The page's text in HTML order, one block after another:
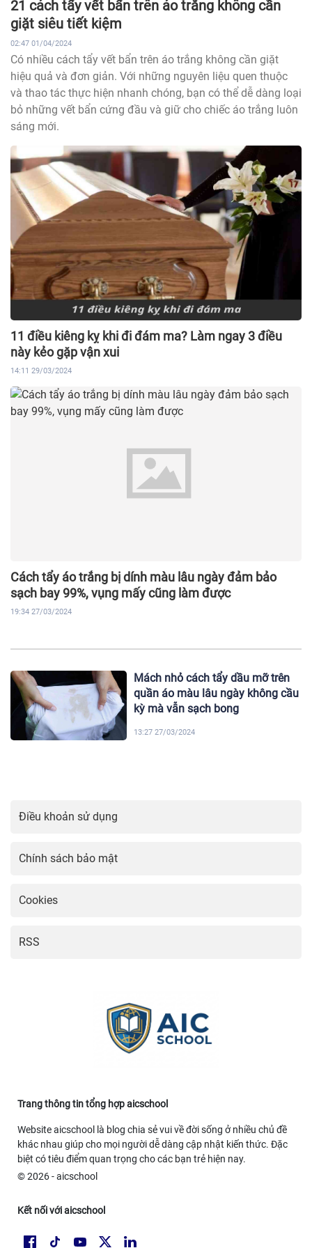
21 cách tẩy vết bẩn trên áo trắng không cần
giặt siêu tiết kiệm
02:47 01/04/2024
Có nhiều cách tẩy vết bẩn trên áo trắng không cần giặt
hiệu quả và đơn giản. Với những nguyên liệu quen thuộc
và thao tác thực hiện nhanh chóng, bạn có thể dễ dàng loại
bỏ những vết bẩn cứng đầu và giữ cho chiếc áo trắng luôn
sáng mới.
11 điều kiêng kỵ khi đi đám ma? Làm ngay 3 điều
này kẻo gặp vận xui
14:11 29/03/2024
Cách tẩy áo trắng bị dính màu lâu ngày đảm bảo
sạch bay 99%, vụng mấy cũng làm được
19:34 27/03/2024
Mách nhỏ cách tẩy dầu mỡ trên
quần áo màu lâu ngày không cầu
kỳ mà vẫn sạch bong
13:27 27/03/2024
Điều khoản sử dụng
Chính sách bảo mật
Cookies
RSS
Trang thông tin tổng hợp aicschool
Website aicschool là blog chia sẻ vui về đời sống ở nhiều chủ đề
khác nhau giúp cho mọi người dễ dàng cập nhật kiến thức. Đặc
biệt có tiêu điểm quan trọng cho các bạn trẻ hiện nay.
© 2026 - aicschool
Kết nối với aicschool